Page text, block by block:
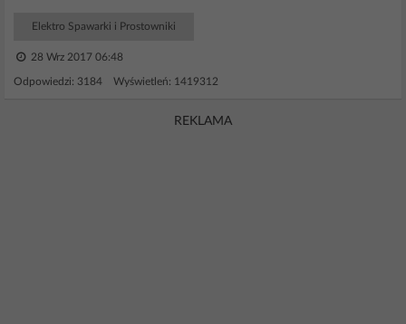
Elektro Spawarki i Prostowniki
28 Wrz 2017 06:48
Odpowiedzi: 3184 Wyświetleń: 1419312
REKLAMA